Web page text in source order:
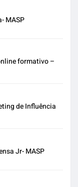
MASP
formativo –
de Influência
Jr- MASP